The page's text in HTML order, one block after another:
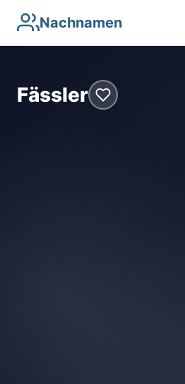
Nachnamen
Fässler